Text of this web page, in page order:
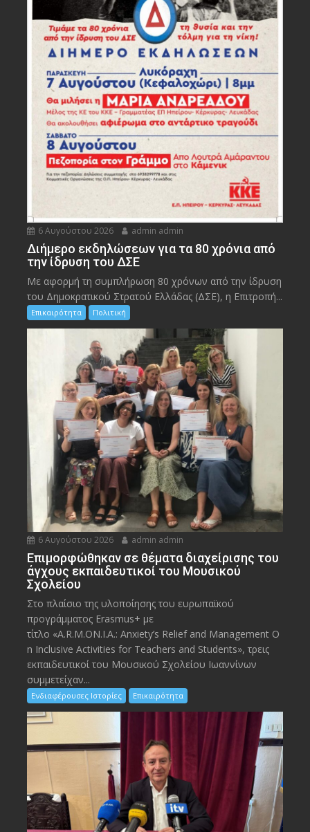
6 Αυγούστου 2026 admin admin
Διήμερο εκδηλώσεων για τα 80 χρόνια από
την ίδρυση του ΔΣΕ
Με αφορμή τη συμπλήρωση 80 χρόνων από την ίδρυση
του Δημοκρατικού Στρατού Ελλάδας (ΔΣΕ), η Επιτροπή...
Επικαιρότητα Πολιτική
6 Αυγούστου 2026 admin admin
Eπιμορφώθηκαν σε θέματα διαχείρισης του
άγχους εκπαιδευτικοί του Μουσικού
Σχολείου
Στο πλαίσιο της υλοποίησης του ευρωπαϊκού
προγράμματος Erasmus+ με
τίτλο «A.R.M.ON.I.A.: Anxiety’s Relief and Management O
n Inclusive Activities for Teachers and Students», τρεις
εκπαιδευτικοί του Μουσικού Σχολείου Ιωαννίνων
συμμετείχαν...
Ενδιαφέρουσες Ιστορίες Επικαιρότητα